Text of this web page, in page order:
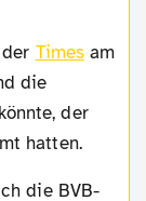
Timesam
die
der
hatten.